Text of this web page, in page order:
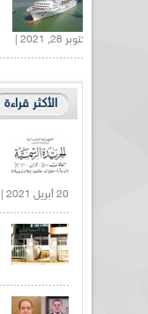
أكتوبر 28, 2021 |
الأكثر قراءة
20 أبريل 2021 |